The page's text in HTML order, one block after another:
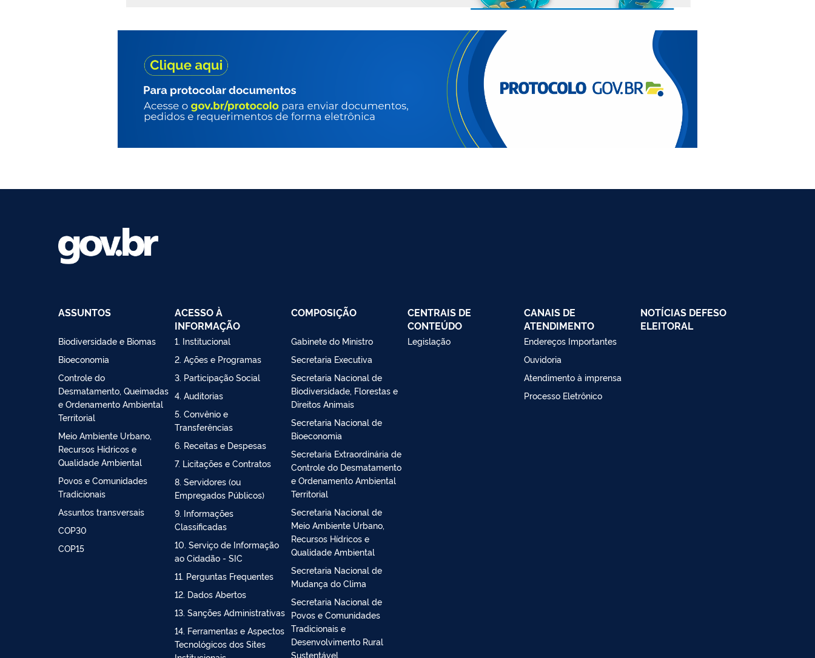
ASSUNTOS
Biodiversidade e Biomas
Bioeconomia
Controle do
e Ordenamento Ambiental
Territorial
Recursos Hídricos e
Qualidade Ambiental
Povos e Comunidades
Tradicionais
Assuntos transversais
ACESSO À
INFORMAÇÃO
1. Institucional
2. Ações e Programas
3. Participação Social
4. Auditorias
5. Convênio e
Transferências
6. Receitas e Despesas
7. Licitações e Contratos
8. Servidores (ou
Empregados Públicos)
9. Informações
Classificadas
10. Serviço de Informação
ao Cidadão - SIC
11. Perguntas Frequentes
12. Dados Abertos
13. Sanções Administrativas
COMPOSIÇÃO
Gabinete do Ministro
Secretaria Executiva
Biodiversidade, Florestas e
Direitos Animais
Secretaria Nacional de
Bioeconomia
Secretaria Extraordinária de
e Ordenamento Ambiental
Territorial
Secretaria Nacional de
Recursos Hídricos e
Qualidade Ambiental
Secretaria Nacional de
Mudança do Clima
Secretaria Nacional de
Povos e Comunidades
CENTRAIS DE
CANAIS DE
ATENDIMENTO
Endereços Importantes
Ouvidoria